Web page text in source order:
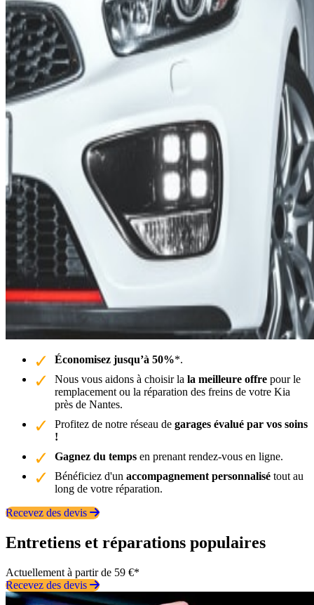
Économisez jusqu’à 50%*.
Nous vous aidons à choisir la la meilleure offre pour le
remplacement ou la réparation des freins de votre Kia
près de Nantes.
Profitez de notre réseau de garages évalué par vos soins
!
Gagnez du temps en prenant rendez-vous en ligne.
Bénéficiez d'un accompagnement personnalisé tout au
long de votre réparation.
Recevez des devis
Entretiens et réparations populaires
Actuellement à partir de 59 €*
Recevez des devis